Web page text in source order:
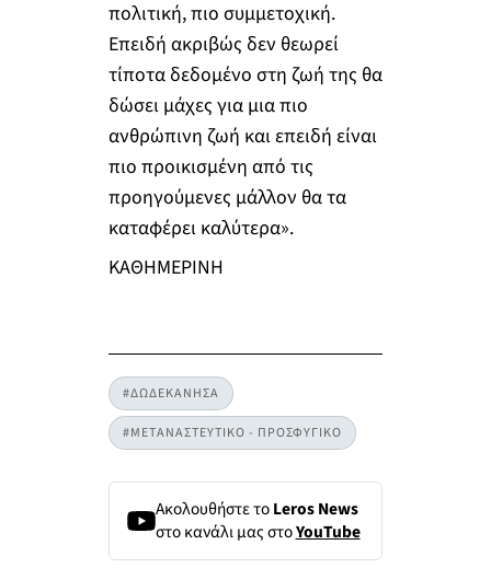
πολιτική, πιο συμμετοχική.
Επειδή ακριβώς δεν θεωρεί
τίποτα δεδομένο στη ζωή της θα
δώσει μάχες για μια πιο
ανθρώπινη ζωή και επειδή είναι
πιο προικισμένη από τις
προηγούμενες μάλλον θα τα
καταφέρει καλύτερα».
ΚΑΘΗΜΕΡΙΝΗ
#ΔΩΔΕΚΑΝΗΣΑ
#ΜΕΤΑΝΑΣΤΕΥΤΙΚΟ - ΠΡΟΣΦΥΓΙΚΟ
Ακολουθήστε τοLeros News
στο κανάλι μας στοYouTube